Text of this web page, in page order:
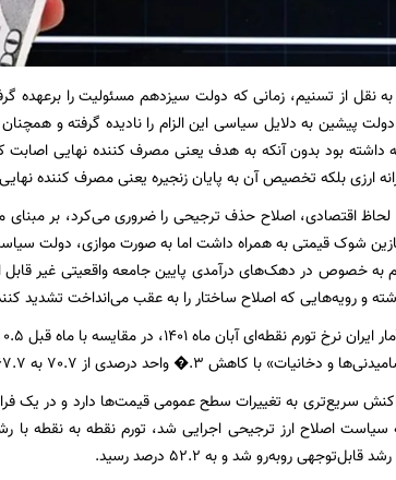
نقل از تسنیم، زمانی که دولت سیزدهم مسئولیت را برعهده
بود بدون آنکه به هدف یعنی مصرف کننده نهایی اصابت
ارزی بلکه تخصیص آن به پایان زنجیره یعنی مصرف کننده
لحاظ اقتصادی، اصلاح حذف ترجیحی را ضروری می‌کرد، بر
شوک قیمتی به همراه داشت اما به صورت موازی، دولت
به خصوص در دهک‌های درآمدی پایین جامعه واقعیتی غیر قابل
و رویه‌هایی که اصلاح ساختار را به عقب می‌انداخت تشدید
با کاهش ٣.� واحد درصدی از 70.7 به 67.7 درصد رسیده است.
سریع‌تری به تغییرات سطح عمومی قیمت‌ها دارد و در یک
روبه‌رو شد و به 52.2 درصد رسید.